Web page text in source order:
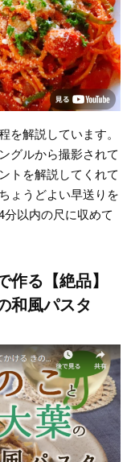
を解説しています。
グルから撮影されて
トを解説してくれて
ょうどよい早送りを
以内の尺に収めて
る【絶品】
和風パスタ